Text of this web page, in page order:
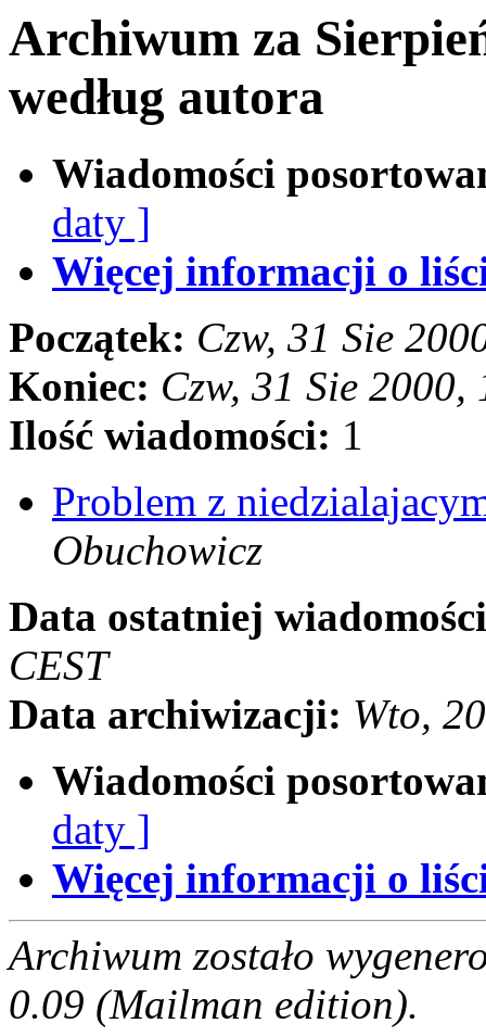
Archiwum za
według autora
Wiadomości
daty ]
Więcej informacji o
Początek: Czw, 31 Sie
Koniec: Czw, 31 Sie
Ilość wiadomości: 1
Problem z
Obuchowicz
Data ostatniej
CEST
Data archiwizacji: Wto,
Wiadomości
daty ]
Więcej informacji o
Archiwum zostało
0.09 (Mailman edition).